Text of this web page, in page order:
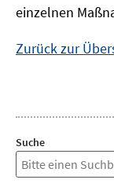
einzelnen
Zurück zur
Suche